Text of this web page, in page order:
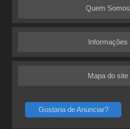
Quem Somos
Informações
Mapa do site
Gostaria de Anunciar?